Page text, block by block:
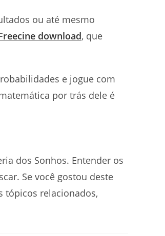
ou até mesmo
download, que
e jogue com
por trás dele é
dos Sonhos. Entender os
Se você gostou deste
tópicos relacionados,